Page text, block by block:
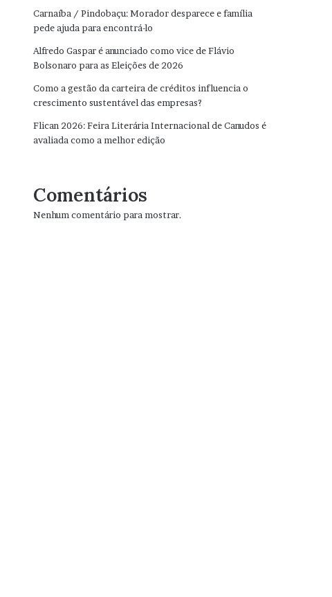
Carnaíba / Pindobaçu: Morador desparece e família
pede ajuda para encontrá-lo
Alfredo Gaspar é anunciado como vice de Flávio
Bolsonaro para as Eleições de 2026
Como a gestão da carteira de créditos influencia o
crescimento sustentável das empresas?
Flican 2026: Feira Literária Internacional de Canudos é
avaliada como a melhor edição
Comentários
Nenhum comentário para mostrar.